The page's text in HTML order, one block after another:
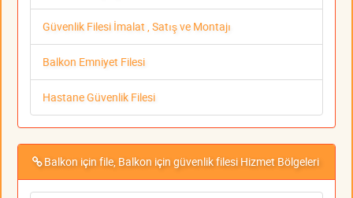
Güvenlik Filesi İmalat , Satış ve Montajı
Balkon Emniyet Filesi
Hastane Güvenlik Filesi
Balkon için file, Balkon için güvenlik filesi Hizmet Bölgeleri